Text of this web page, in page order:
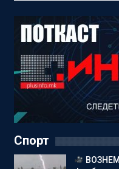
Спорт